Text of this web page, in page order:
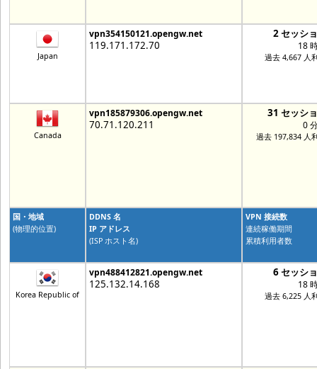
Japan
vpn354150121.opengw.net
119.171.172.70
2 セッシ
18
過去 4,667 人
Canada
vpn185879306.opengw.net
70.71.120.211
31 セッシ
0
過去 197,834 人
国・地域
(物理的位置)
DDNS 名
IP アドレス
(ISP ホスト名)
VPN 接続数
連続稼働期間
累積利用者数
Korea Republic of
vpn488412821.opengw.net
125.132.14.168
6 セッシ
18
過去 6,225 人